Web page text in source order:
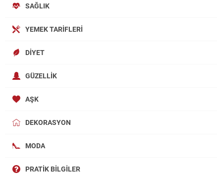
SAĞLIK
YEMEK TARIFLERI
DIYET
GÜZELLIK
AŞK
DEKORASYON
MODA
PRATIK BILGILER